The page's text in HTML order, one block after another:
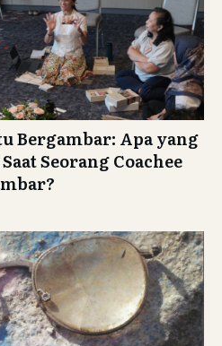
Bergambar: Apa yang
Seorang Coachee